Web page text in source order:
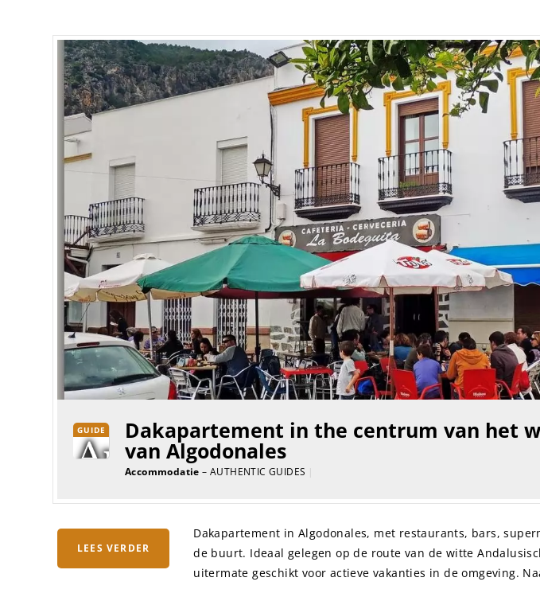
GUIDE Dakapartement in the centrum van het
van Algodonales
Accommodatie – AUTHENTIC GUIDES |
LEES VERDER
Dakapartement in Algodonales, met restaurants, bars,
de buurt. Ideaal gelegen op de route van de witte
uitermate geschikt voor actieve vakanties in de omgeving.